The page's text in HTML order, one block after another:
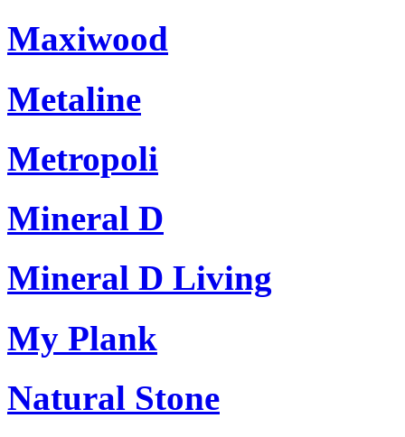
Maxiwood
Metaline
Metropoli
Mineral D
Mineral D Living
My Plank
Natural Stone